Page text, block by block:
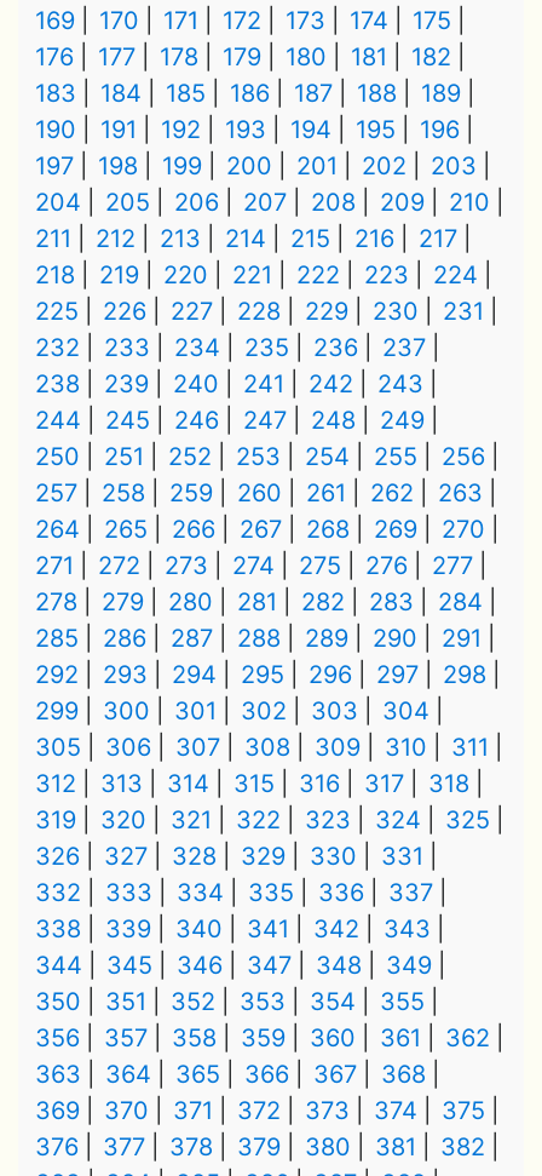
169
170 171 172 173 174
175
176
177 178 179 180 181
182
183
184 185 186 187 188
189
190
191 192 193 194 195
196
197
198 199 200 201 202
203
204
205 206 207 208 209
210
211
212 213 214 215 216
217
218
219 220 221 222 223
224
225
226 227 228 229 230
231
232
233 234 235 236
237
238
239 240 241 242
243
244
245 246 247 248
249
250
251 252 253 254 255
256
257
258 259 260 261 262
263
264
265 266 267 268 269
270
271
272 273 274 275 276
277
278
279 280 281 282 283
284
285
286 287 288 289 290
291
292
293 294 295 296 297
298
299
300 301 302 303
304
305
306 307 308 309 310
311
312
313 314 315 316 317
318
319
320 321 322 323 324
325
326
327 328 329 330
331
332
333 334 335 336
337
338
339 340 341 342
343
344
345 346 347 348
349
350
351 352 353 354
355
356
357 358 359 360 361
362
363
364 365 366 367
368
369
370 371 372 373 374
375
376
377 378 379 380 381
382